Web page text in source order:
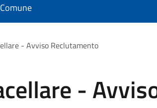
- Avviso Reclutamento
-